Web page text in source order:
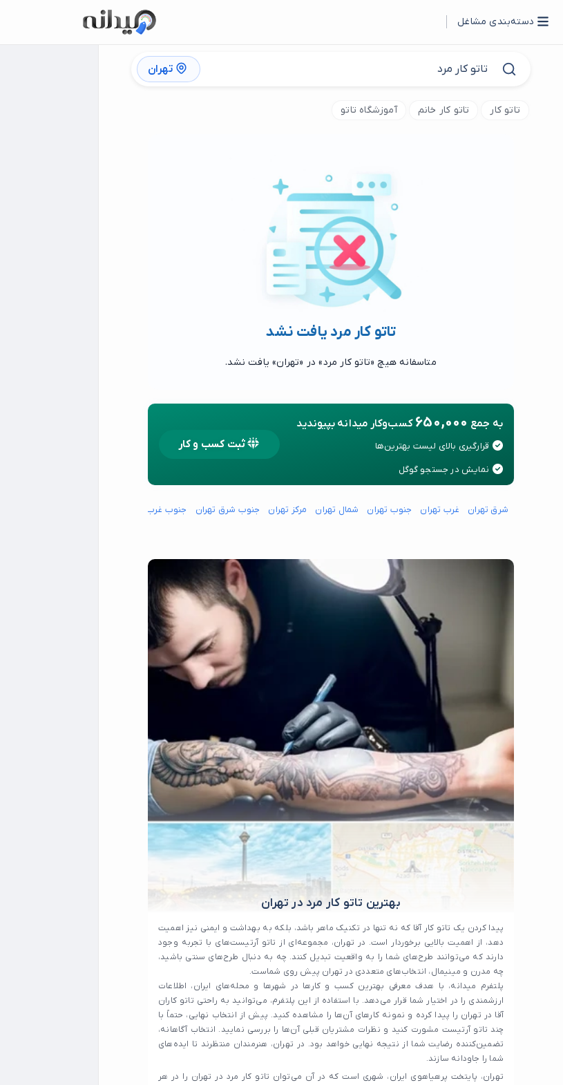
دسته‌بندی مشاغل
تهران
تاتو کار تاتو کار خانم آموزشگاه تاتو
تاتو کار مرد یافت نشد
متاسفانه هیچ «تاتو کار مرد» در «تهران» یافت نشد.
به جمع 650,000 کسب‌وکار میدانه بپیوندید
قرارگیری بالای لیست بهترین‌ها
نمایش در جستجو گوگل
ثبت کسب و کار
شرق تهران غرب تهران جنوب تهران شمال تهران مرکز تهران جنوب شرق تهران جنوب غرب تهران
بهترین تاتو کار مرد در تهران
پیدا کردن یک تاتو کار آقا که نه تنها در تکنیک ماهر باشد، بلکه به بهداشت و ایمنی نیز اهمیت
دهد، از اهمیت بالایی برخوردار است. در تهران، مجموعه‌ای از تاتو آرتیست‌های با تجربه وجود
دارند که می‌توانند طرح‌های شما را به واقعیت تبدیل کنند. چه به دنبال طرح‌های سنتی باشید،
چه مدرن و مینیمال، انتخاب‌های متعددی در تهران پیش روی شماست.
پلتفرم میدانه، با هدف معرفی بهترین کسب و کارها در شهرها و محله‌های ایران، اطلاعات
ارزشمندی را در اختیار شما قرار می‌دهد. با استفاده از این پلتفرم، می‌توانید به راحتی تاتو کاران
آقا در تهران را پیدا کرده و نمونه کارهای آن‌ها را مشاهده کنید. پیش از انتخاب نهایی، حتماً با
چند تاتو آرتیست مشورت کنید و نظرات مشتریان قبلی آن‌ها را بررسی نمایید. انتخاب آگاهانه،
تضمین‌کننده رضایت شما از نتیجه نهایی خواهد بود. در تهران، هنرمندان منتظرند تا ایده‌های
شما را جاودانه سازند.
تهران، پایتخت پرهیاهوی ایران، شهری است که در آن می‌توان تاتو کار مرد در تهران را در هر